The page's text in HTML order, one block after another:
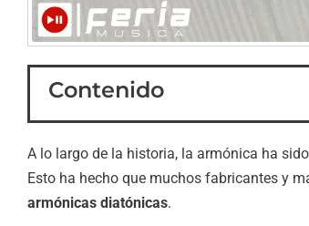
Contenido
A lo largo de la historia, la armónica ha
Esto ha hecho que muchos fabricantes y
armónicas diatónicas.